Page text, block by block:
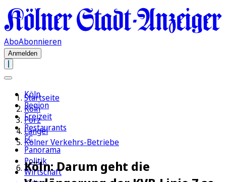
AboAbonnieren
Anmelden
Köln
Region
Freizeit
Restaurants
FC
Panorama
Politik
Wirtschaft
Startseite
Köln
Porz
Langel
Kölner Verkehrs-Betriebe
Köln: Darum geht die